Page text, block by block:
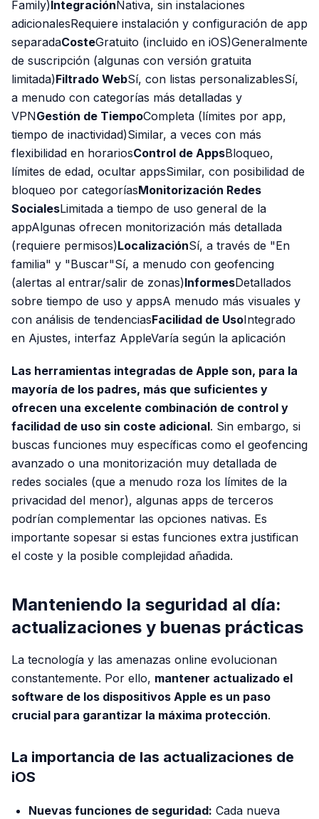
Family)IntegraciónNativa, sin instalaciones
adicionalesRequiere instalación y configuración de app
separadaCosteGratuito (incluido en iOS)Generalmente
de suscripción (algunas con versión gratuita
limitada)Filtrado WebSí, con listas personalizablesSí,
a menudo con categorías más detalladas y
VPNGestión de TiempoCompleta (límites por app,
tiempo de inactividad)Similar, a veces con más
flexibilidad en horariosControl de AppsBloqueo,
límites de edad, ocultar appsSimilar, con posibilidad de
bloqueo por categoríasMonitorización Redes
SocialesLimitada a tiempo de uso general de la
appAlgunas ofrecen monitorización más detallada
(requiere permisos)LocalizaciónSí, a través de "En
familia" y "Buscar"Sí, a menudo con geofencing
(alertas al entrar/salir de zonas)InformesDetallados
sobre tiempo de uso y appsA menudo más visuales y
con análisis de tendenciasFacilidad de UsoIntegrado
en Ajustes, interfaz AppleVaría según la aplicación
Las herramientas integradas de Apple son, para la
mayoría de los padres, más que suficientes y
ofrecen una excelente combinación de control y
facilidad de uso sin coste adicional. Sin embargo, si
buscas funciones muy específicas como el geofencing
avanzado o una monitorización muy detallada de
redes sociales (que a menudo roza los límites de la
privacidad del menor), algunas apps de terceros
podrían complementar las opciones nativas. Es
importante sopesar si estas funciones extra justifican
el coste y la posible complejidad añadida.
Manteniendo la seguridad al día:
actualizaciones y buenas prácticas
La tecnología y las amenazas online evolucionan
constantemente. Por ello, mantener actualizado el
software de los dispositivos Apple es un paso
crucial para garantizar la máxima protección.
La importancia de las actualizaciones de
iOS
Nuevas funciones de seguridad: Cada nueva